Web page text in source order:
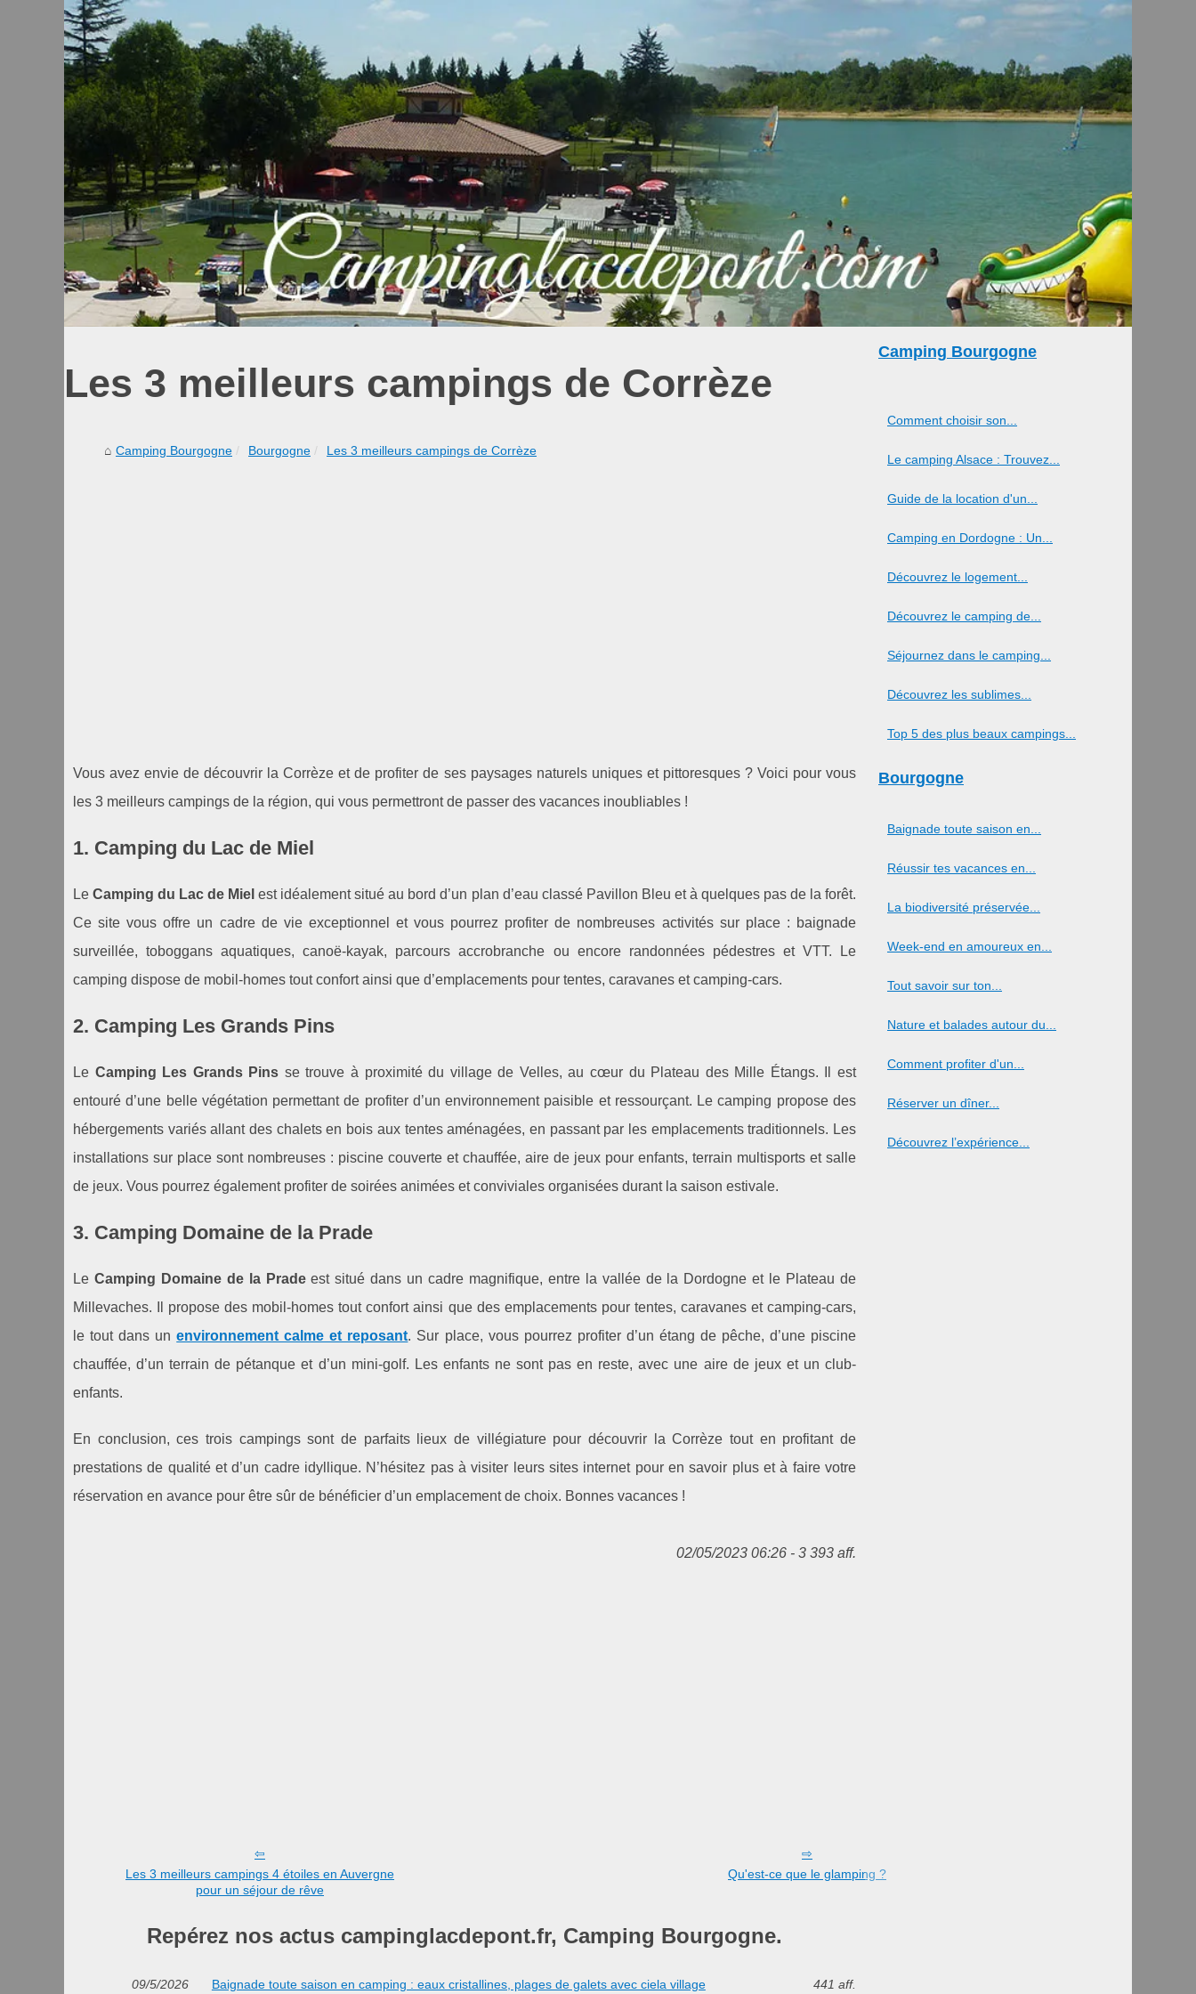
Les 3 meilleurs campings de Corrèze
Camping Bourgogne Bourgogne Les 3 meilleurs campings de Corrèze
Vous avez envie de découvrir la Corrèze et de profiter de ses paysages naturels uniques et pittoresques ? Voici pour vous
les 3 meilleurs campings de la région, qui vous permettront de passer des vacances inoubliables !
1. Camping du Lac de Miel
LeCamping du Lac de Miel est idéalement situé au bord d’un plan d’eau classé Pavillon Bleu et à quelques pas de la forêt.
Ce site vous offre un cadre de vie exceptionnel et vous pourrez profiter de nombreuses activités sur place : baignade
surveillée, toboggans aquatiques, canoë-kayak, parcours accrobranche ou encore randonnées pédestres et VTT. Le
camping dispose de mobil-homes tout confort ainsi que d’emplacements pour tentes, caravanes et camping-cars.
2. Camping Les Grands Pins
Le Camping Les Grands Pins se trouve à proximité du village de Velles, au cœur du Plateau des Mille Étangs. Il est
entouré d’une belle végétation permettant de profiter d’un environnement paisible et ressourçant. Le camping propose des
hébergements variés allant des chalets en bois aux tentes aménagées, en passant par les emplacements traditionnels. Les
installations sur place sont nombreuses : piscine couverte et chauffée, aire de jeux pour enfants, terrain multisports et salle
de jeux. Vous pourrez également profiter de soirées animées et conviviales organisées durant la saison estivale.
3. Camping Domaine de la Prade
Le Camping Domaine de la Pradeest situé dans un cadre magnifique, entre la vallée de la Dordogne et le Plateau de
Millevaches. Il propose des mobil-homes tout confort ainsi que des emplacements pour tentes, caravanes et camping-cars,
le tout dans unenvironnement calme et reposant. Sur place, vous pourrez profiter d’un étang de pêche, d’une piscine
chauffée, d’un terrain de pétanque et d’un mini-golf. Les enfants ne sont pas en reste, avec une aire de jeux et un club-
enfants.
En conclusion, ces trois campings sont de parfaits lieux de villégiature pour découvrir la Corrèze tout en profitant de
prestations de qualité et d’un cadre idyllique. N’hésitez pas à visiter leurs sites internet pour en savoir plus et à faire votre
réservation en avance pour être sûr de bénéficier d’un emplacement de choix. Bonnes vacances !
02/05/2023 06:26 - 3 393 aff.
Les 3 meilleurs campings 4 étoiles en Auvergne
pour un séjour de rêve
Qu'est-ce que le glamping ?
Repérez nos actus campinglacdepont.fr, Camping Bourgogne.
09/5/2026 Baignade toute saison en camping : eaux cristallines, plages de galets avec ciela village 441 aff.
Camping Bourgogne
Comment choisir son...
Le camping Alsace : Trouvez...
Guide de la location d'un...
Camping en Dordogne : Un...
Découvrez le logement...
Découvrez le camping de...
Séjournez dans le camping...
Découvrez les sublimes...
Top 5 des plus beaux campings...
Bourgogne
Baignade toute saison en...
Réussir tes vacances en...
La biodiversité préservée...
Week-end en amoureux en...
Tout savoir sur ton...
Nature et balades autour du...
Comment profiter d'un...
Réserver un dîner...
Découvrez l’expérience...